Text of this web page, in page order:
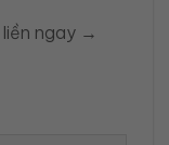
ngay →